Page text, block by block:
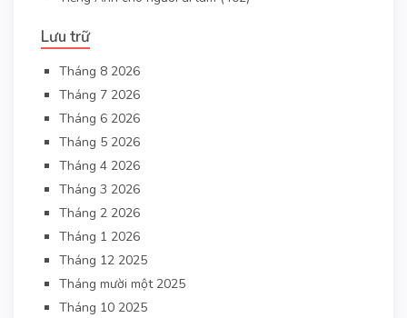
Lưu trữ
Tháng 8 2026
Tháng 7 2026
Tháng 6 2026
Tháng 5 2026
Tháng 4 2026
Tháng 3 2026
Tháng 2 2026
Tháng 1 2026
Tháng 12 2025
Tháng mười một 2025
Tháng 10 2025